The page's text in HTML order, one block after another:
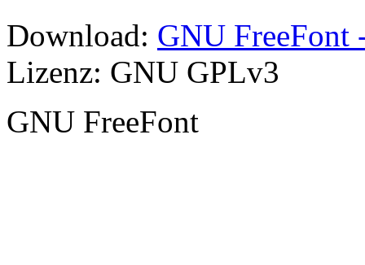
Download: GNU FreeFont
Lizenz: GNU GPLv3
GNU FreeFont